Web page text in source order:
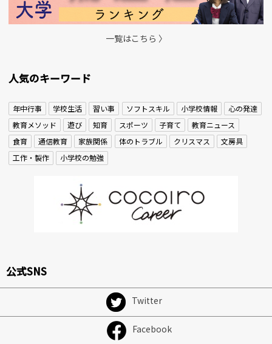
一覧はこちら 〉
人気のキーワード
年中行事 学校生活 習い事 ソフトスキル 小学校情報
心の発達
教育メソッド
遊び 知育 スポーツ 子育て
教育ニュース
食育
通信教育 家族関係 体のトラブル クリスマス
文房具
工作・製作
小学校の勉強
公式SNS
Twitter
Facebook